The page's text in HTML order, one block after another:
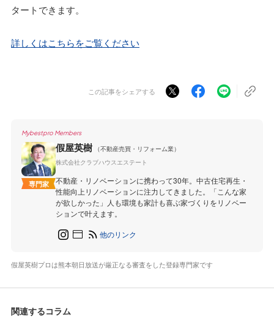
タートできます。
詳しくはこちらをご覧ください
この記事をシェアする
Mybestpro Members
専門家
假屋英樹
（不動産売買・リフォーム業）
株式会社クラブハウスエステート
不動産・リノベーションに携わって30年。中古住宅再生・
性能向上リノベーションに注力してきました。「こんな家
が欲しかった」人も環境も家計も喜ぶ家づくりをリノベー
ションで叶えます。
他のリンク
假屋英樹プロは熊本朝日放送が厳正なる審査をした登録専門家です
関連するコラム